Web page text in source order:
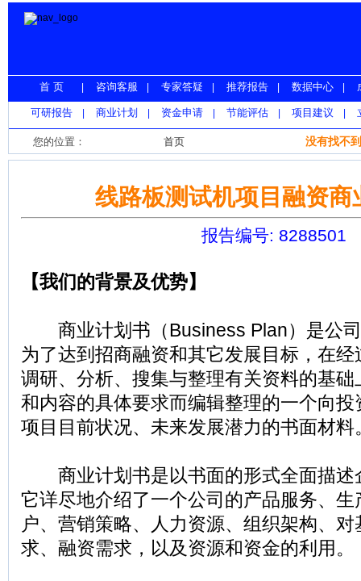
首 页 咨询客服 专家答疑 推荐报告 数据中心
报 告 库
可研报告 商业计划 资金申请 节能评估 项目建议
热点预测
您的位置：
首页
线路板测试机
没有找不
线路板测试机项目融资商
报告编号: 8288501
【我们的背景及优势】
商业计划书（Business Plan）是公司
为了达到招商融资和其它发展目标，在
调研、分析、搜集与整理有关资料的基
和内容的具体要求而编辑整理的一个向
项目目前状况、未来发展潜力的书面材料
商业计划书是以书面的形式全面描述
它详尽地介绍了一个公司的产品服务、
户、营销策略、人力资源、组织架构、
求、融资需求，以及资源和资金的利用。